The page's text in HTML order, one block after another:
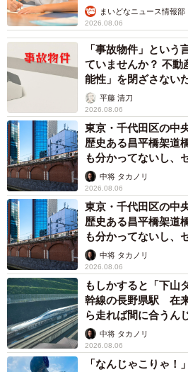
まいどなニュース情報部
2026.08.06
「事故物件」という
ていませんか？ 不動
能性」を閉ざさない
平藤 清刀
2026.08.06
東京・千代田区の中
歴史ある昌平橋架
も分かってないし、
して」中将 タカノリ
2026.08.06
東京・千代田区の中
歴史ある昌平橋架
も分かってないし、
して」中将 タカノリ
2026.08.06
もしかすると「下
幹線の長野県駅 在
ら走れば間に合う
係が反響
中将 タカノリ
2026.08.06
「なんじゃこりゃ！